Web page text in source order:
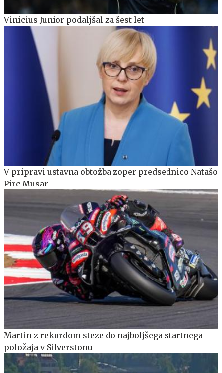
Vinicius Junior podaljšal za šest let
V pripravi ustavna obtožba zoper predsednico Natašo
Pirc Musar
Martin z rekordom steze do najboljšega startnega
položaja v Silverstonu